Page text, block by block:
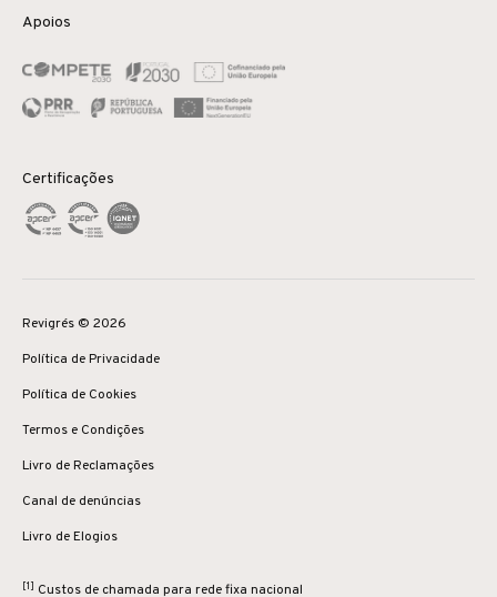
Apoios
Certificações
Revigrés © 2026
Política de Privacidade
Política de Cookies
Termos e Condições
Livro de Reclamações
Canal de denúncias
Livro de Elogios
[1] Custos de chamada para rede fixa nacional